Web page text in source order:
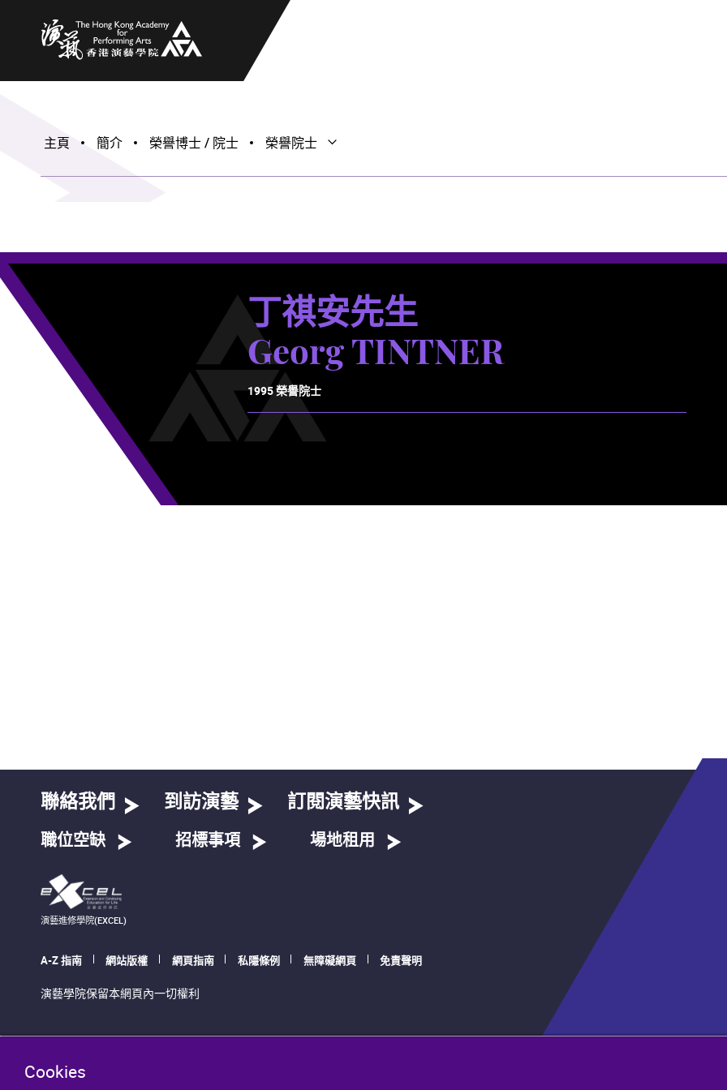
Cookies
主頁 簡介 榮譽博士 / 院士 榮譽院士 打開子選單
關閉子選單
丁祺安先生
Georg TINTNER
1995 榮譽院士
聯絡我們 到訪演藝 訂閱演藝快訊
職位空缺 招標事項 場地租用
演藝進修學院(EXCEL)
A-Z 指南 網站版權 網頁指南 私隱條例 無障礙網頁 免責聲明
演藝學院保留本網頁內一切權利